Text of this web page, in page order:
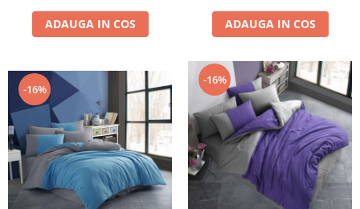
ADAUGA IN COS ADAUGA IN COS
-16%
-16%